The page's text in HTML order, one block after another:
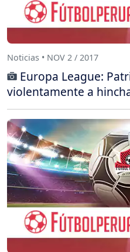
Noticias • NOV 2 / 2017
Europa League:
violentamente a